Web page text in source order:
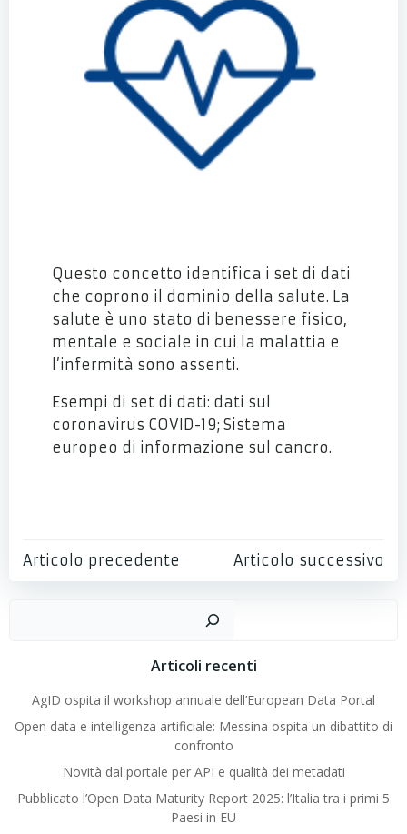
Questo concetto identifica i set di dati
che coprono il dominio della salute. La
salute è uno stato di benessere fisico,
mentale e sociale in cui la malattia e
l’infermità sono assenti.
Esempi di set di dati: dati sul
coronavirus COVID-19; Sistema
europeo di informazione sul cancro.
Post
navigation
Articolo precedente
Post
navigation
Articolo successivo
Articoli recenti
AgID ospita il workshop annuale dell’European Data Portal
Open data e intelligenza artificiale: Messina ospita un dibattito di
confronto
Novità dal portale per API e qualità dei metadati
Pubblicato l’Open Data Maturity Report 2025: l’Italia tra i primi 5
Paesi in EU